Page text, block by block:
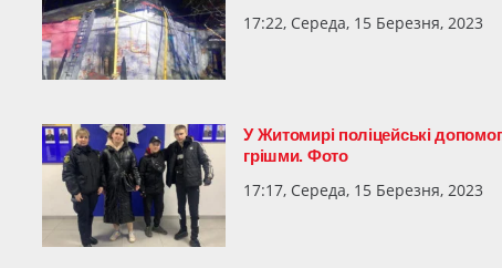
17:22, Середа, 15 Березня, 2023
У Житомирі поліцейські
грішми. Фото
17:17, Середа, 15 Березня, 2023